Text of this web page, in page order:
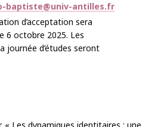
baptiste@univ-antilles.fr
d’acceptation sera
6 octobre 2025. Les
journée d’études seront